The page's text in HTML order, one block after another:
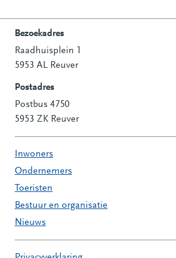
Contactinformatie
Bezoekadres
Raadhuisplein 1
5953 AL Reuver
Postadres
Postbus 4750
5953 ZK Reuver
Inwoners
Ondernemers
Toeristen
Bestuur en organisatie
Nieuws